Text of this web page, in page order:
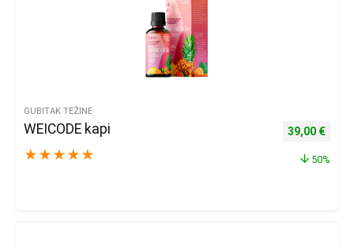
GUBITAK TEŽINE
WEICODE kapi
★ ★ ★ ★ ★
Izvorna
39,00 €
50%